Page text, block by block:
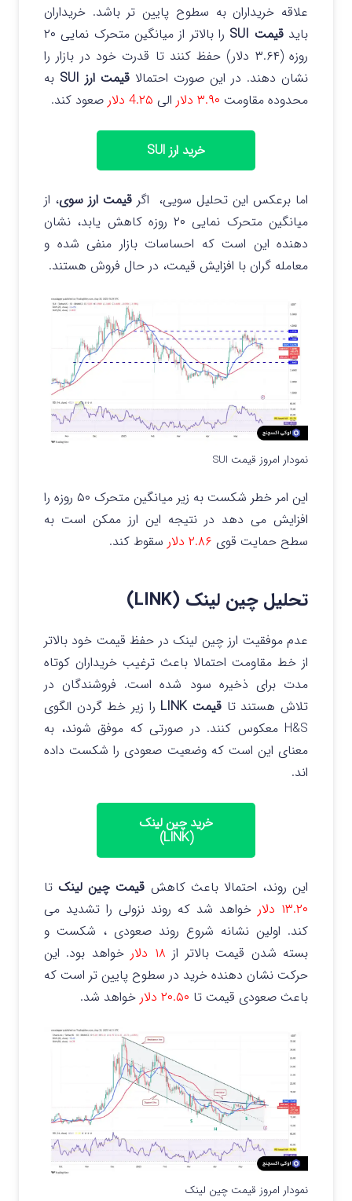
علاقه خریداران به سطوح پایین تر باشد. خریداران
بایدقیمت SUI
را بالاتر از میانگین متحرک نمایی ۲۰
روزه (۳.۶۴ دلار) حفظ کنند تا قدرت خود در بازار را
نشان دهند. در این صورت احتمالا قیمت ارز SUI
به
محدوده مقاومت ۳.۹۰ دلار الی صعود کند.
خرید ارز SUI
اما برعکس این تحلیل سویی، اگر قیمت ارز سوی، از
میانگین متحرک نمایی ۲۰ روزه کاهش یابد، نشان
دهنده این است که احساسات بازار منفی شده و
معامله گران با افزایش قیمت، در حال فروش هستند.
نمودار امروز قیمت SUI
این امر خطر شکست به زیر میانگین متحرک ۵۰ روزه را
افزایش می‌ دهد در نتیجه این ارز ممکن است به
سطح حمایت قوی ۲.۸۶ دلار سقوط کند.
تحلیل چین لینک (LINK)
عدم موفقیت ارز چین لینک در حفظ قیمت خود بالاتر
از خط مقاومت احتمالا باعث ترغیب خریداران کوتاه‌
مدت برای ذخیره سود شده است. فروشندگان در
تلاش هستند تا قیمت LINK
را زیر خط گردن الگوی
H&S معکوس کنند. در صورتی که موفق شوند، به
معنای این است که وضعیت صعودی را شکست داده
اند.
خرید چین لینک
(LINK)
این روند، احتمالا باعث کاهش قیمت چین لینکتا
۱۳.۲۰ دلار
خواهد شد که روند نزولی را تشدید می
کند. اولین نشانه شروع روند صعودی ، شکست و
بسته شدن قیمت بالاتر از ۱۸ دلار
خواهد بود. این
حرکت نشان دهنده خرید در سطوح پایین تر است که
باعث صعودی قیمت تا ۲۰.۵۰ دلار خواهد شد.
نمودار امروز قیمت چین لینک